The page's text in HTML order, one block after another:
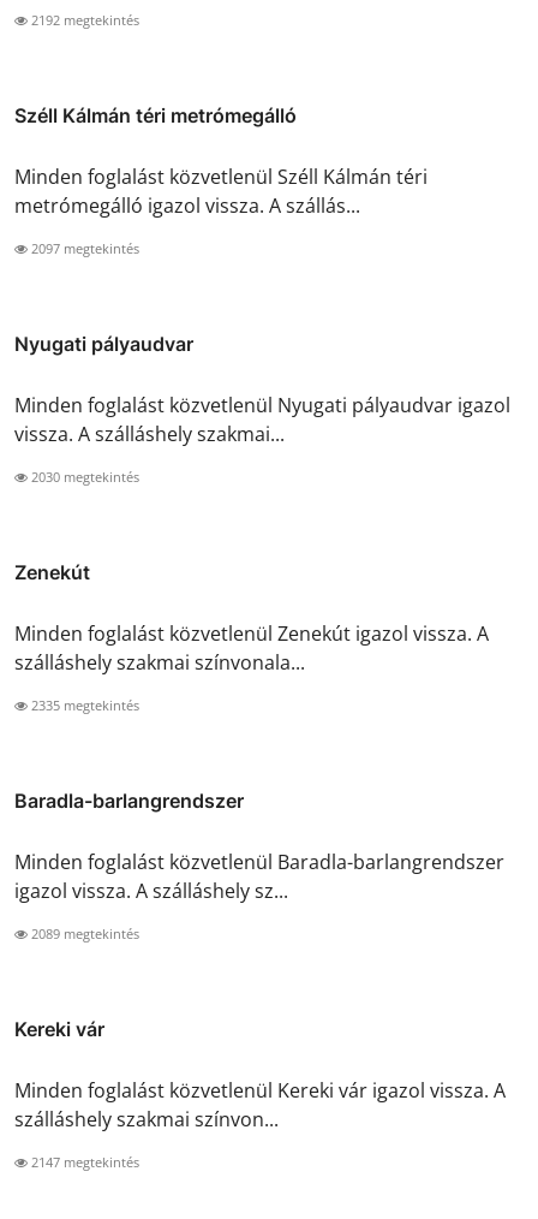
2192 megtekintés
Széll Kálmán téri metrómegálló
Minden foglalást közvetlenül Széll Kálmán téri
metrómegálló igazol vissza. A szállás...
2097 megtekintés
Nyugati pályaudvar
Minden foglalást közvetlenül Nyugati pályaudvar igazol
vissza. A szálláshely szakmai...
2030 megtekintés
Zenekút
Minden foglalást közvetlenül Zenekút igazol vissza. A
szálláshely szakmai színvonala...
2335 megtekintés
Baradla-barlangrendszer
Minden foglalást közvetlenül Baradla-barlangrendszer
igazol vissza. A szálláshely sz...
2089 megtekintés
Kereki vár
Minden foglalást közvetlenül Kereki vár igazol vissza. A
szálláshely szakmai színvon...
2147 megtekintés